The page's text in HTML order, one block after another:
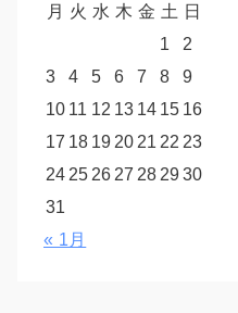
月 火 水 木 金 土 日
1
2
3
4 5 6 7 8
9
10 11 12 13 14 15 16
17 18 19 20 21 22 23
24 25 26 27 28 2930
31
« 1月